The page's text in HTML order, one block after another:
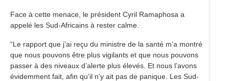
Face à cette menace, le président Cyril Ramaphosa a
appelé les Sud-Africains à rester calme.
“Le rapport que j’ai reçu du ministre de la santé m’a montré
que nous pouvons être plus vigilants et que nous pouvons
passer à des niveaux d’alerte plus élevés. Et nous l’avons
évidemment fait, afin qu’il n’y ait pas de panique. Les Sud-